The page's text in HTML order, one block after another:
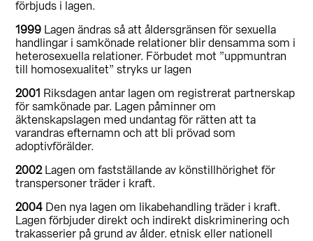
förbjuds i lagen.
1999 Lagen ändras så att åldersgränsen för sexuella
handlingar i samkönade relationer blir densamma som i
heterosexuella relationer. Förbudet mot ”uppmuntran
till homosexualitet” stryks ur lagen
2001 Riksdagen antar lagen om registrerat partnerskap
för samkönade par. Lagen påminner om
äktenskapslagen med undantag för rätten att ta
varandras efternamn och att bli prövad som
adoptivförälder.
2002Lagen om fastställande av könstillhörighet för
transpersoner träder i kraft.
2004 Den nya lagen om likabehandling träder i kraft.
Lagen förbjuder direkt och indirekt diskriminering och
trakasserier på grund av ålder. etnisk eller nationell